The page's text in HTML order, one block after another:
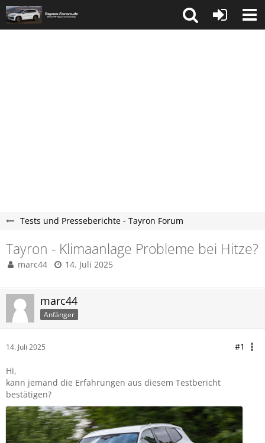
Tests und Presseberichte - Tayron Forum
Tayron - Klimaanlage Probleme bei Hitze?
marc44 14. Juli 2025
marc44
Anfänger
14. Juli 2025 #1
Hi,
kann jemand die Erfahrungen aus diesem Testbericht
bestätigen?